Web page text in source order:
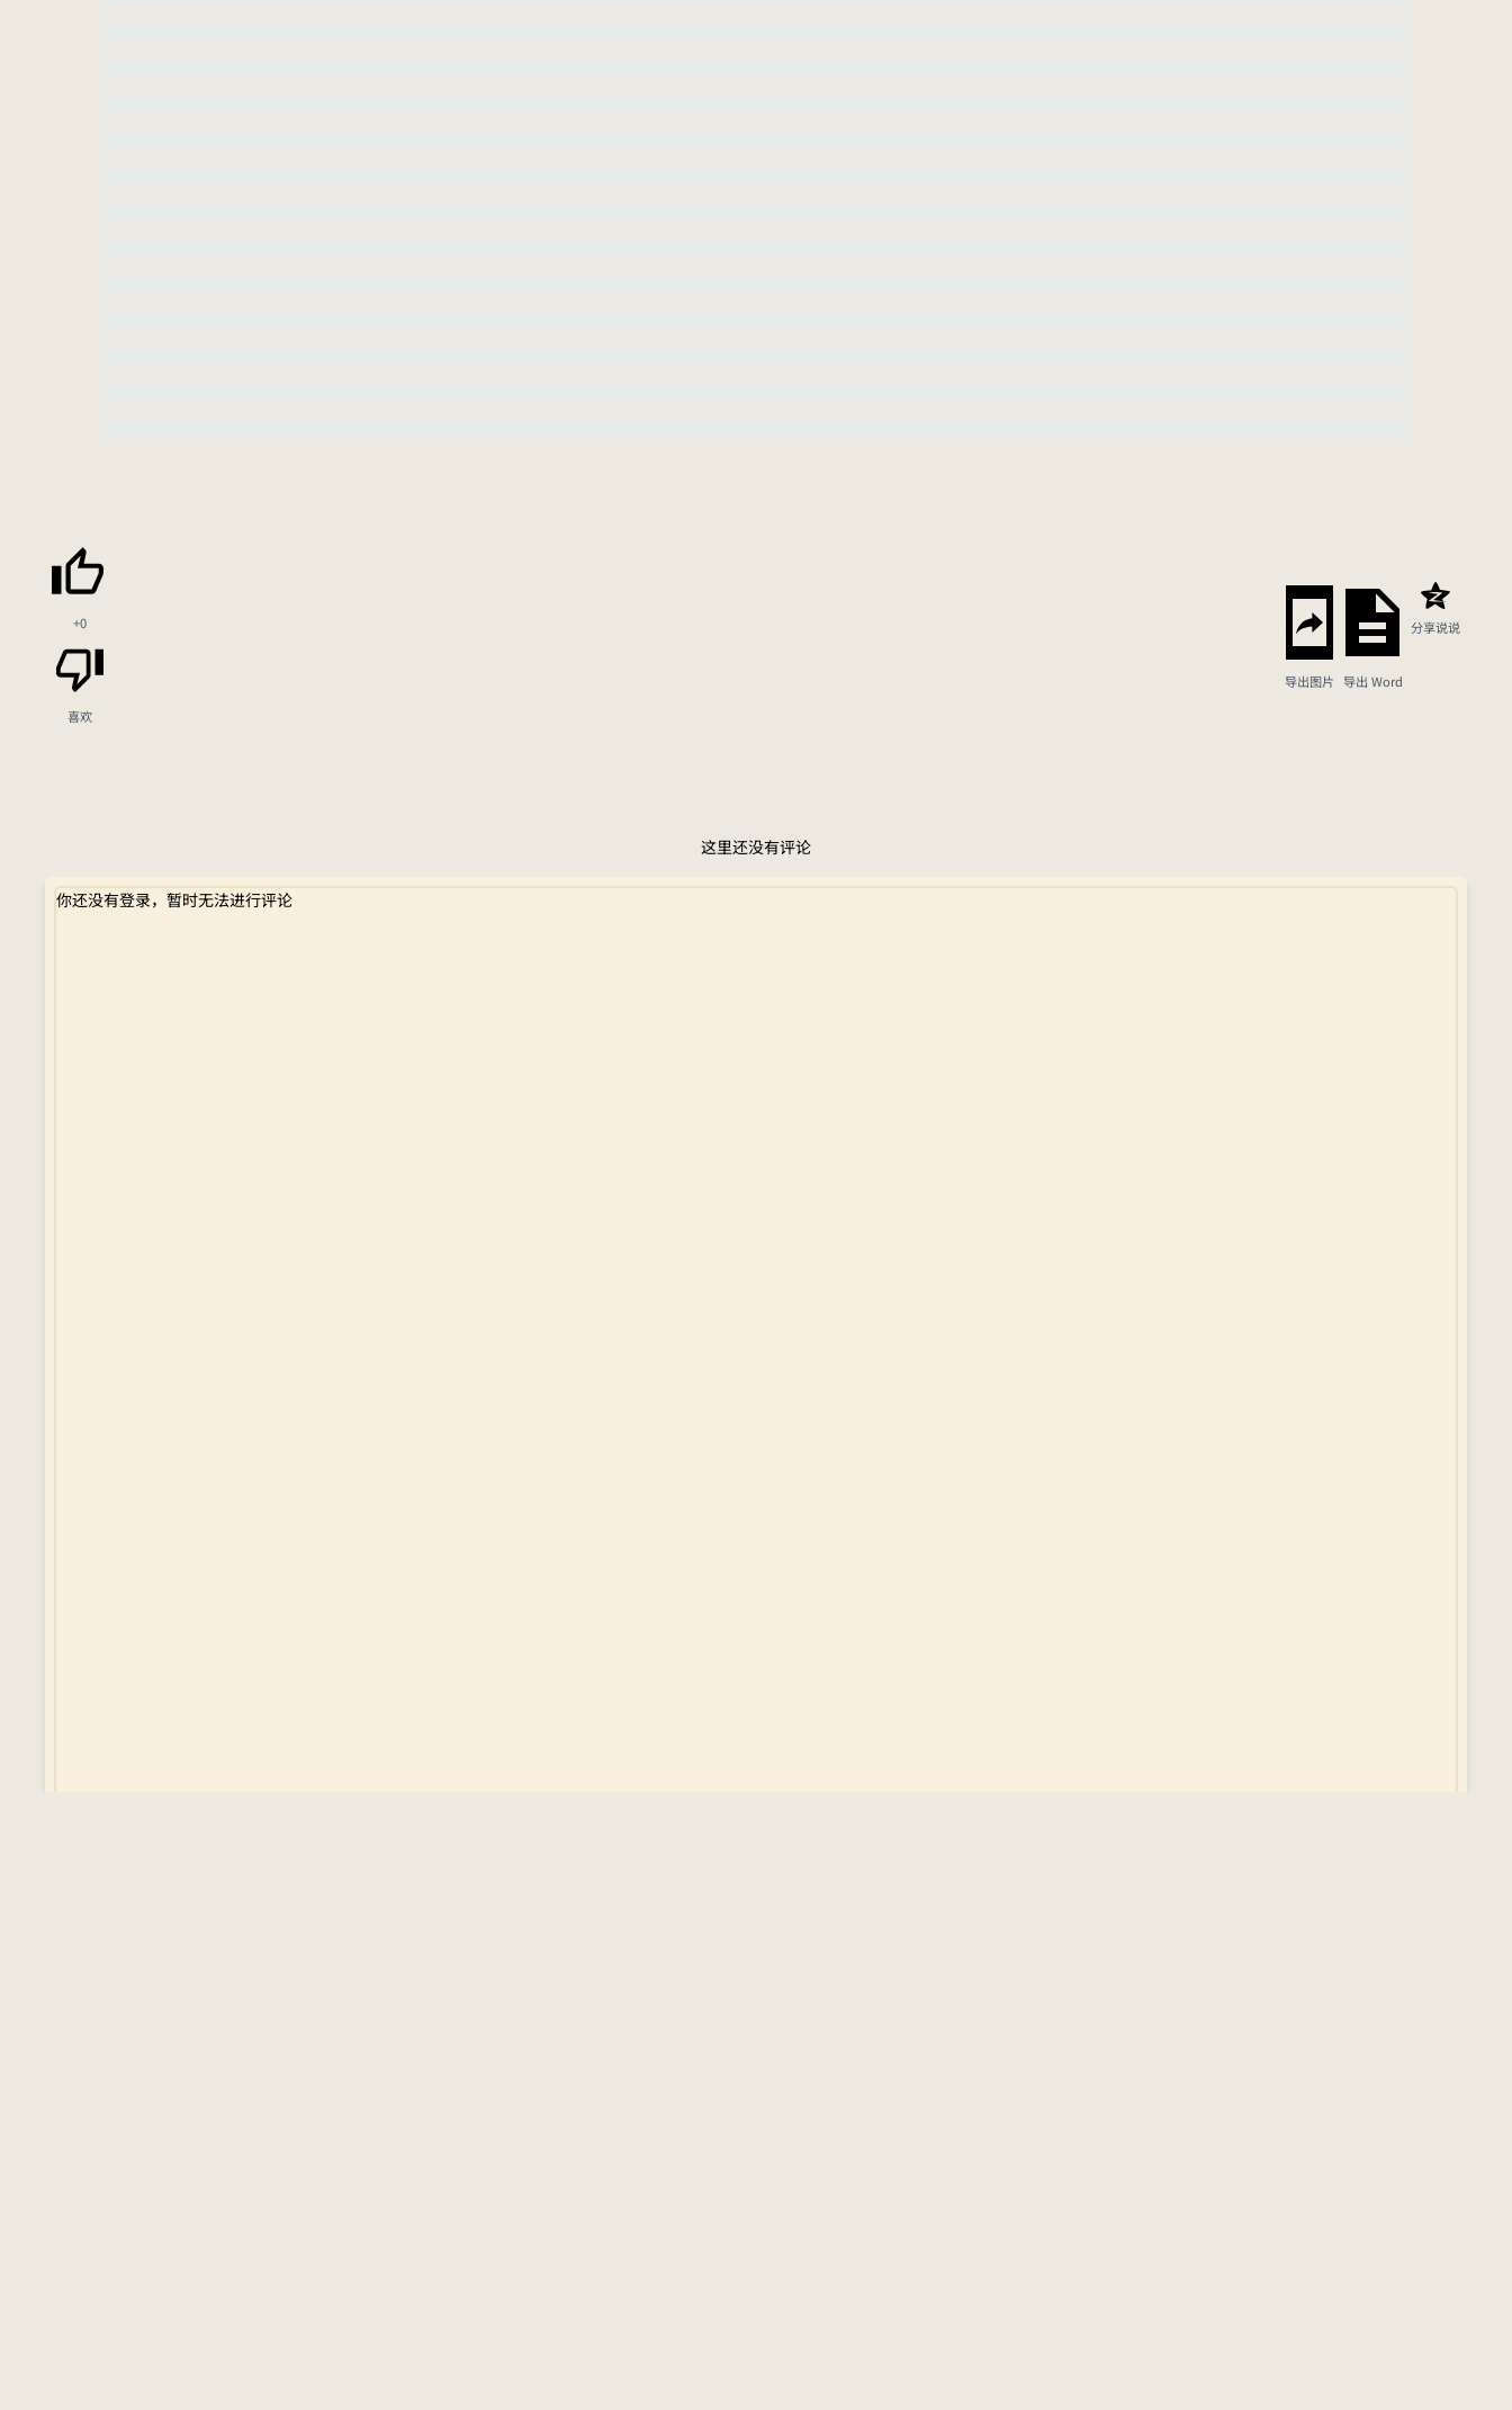
+0
喜欢
导出图片 导出 Word
分享说说
这里还没有评论
你还没有登录，暂时无法进行评论